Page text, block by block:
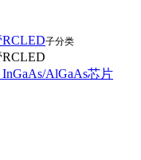
子分类
AlGaAs芯片